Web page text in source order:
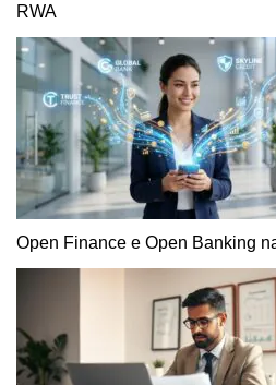
RWA
Open Finance e Open Banking